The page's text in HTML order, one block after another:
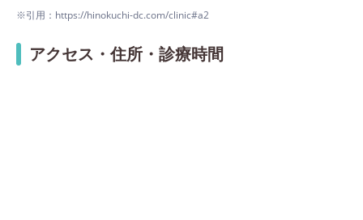
※引用：https://hinokuchi-dc.com/clinic#a2
アクセス・住所・診療時間